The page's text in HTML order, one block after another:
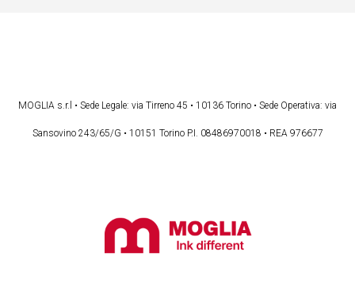
MOGLIA s.r.l • Sede Legale: via Tirreno 45 • 10136 Torino • Sede Operativa: via
Sansovino 243/65/G • 10151 Torino P.I. 08486970018 • REA 976677